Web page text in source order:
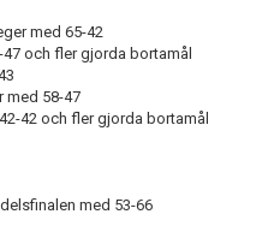
med 65-42
och fler gjorda bortamål
med 58-47
42 och fler gjorda bortamål
med 53-66